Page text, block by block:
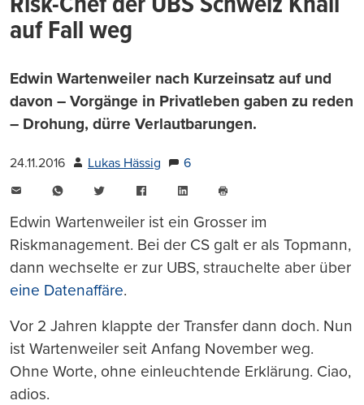
auf Fall weg
Edwin Wartenweiler nach Kurzeinsatz auf und
davon – Vorgänge in Privatleben gaben zu reden
– Drohung, dürre Verlautbarungen.
24.11.2016 Lukas Hässig
6
WhatsAppTwitter FacebookLinkedIn
drucken
Edwin Wartenweiler ist ein Grosser im
Riskmanagement. Bei der CS galt er als Topmann,
dann wechselte er zur UBS, strauchelte aber über
eine Datenaffäre.
Vor 2 Jahren klappte der Transfer dann doch. Nun
ist Wartenweiler seit Anfang November weg.
Ohne Worte, ohne einleuchtende Erklärung. Ciao,
adios.